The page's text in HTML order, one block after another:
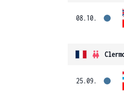
08.10.
25.09.